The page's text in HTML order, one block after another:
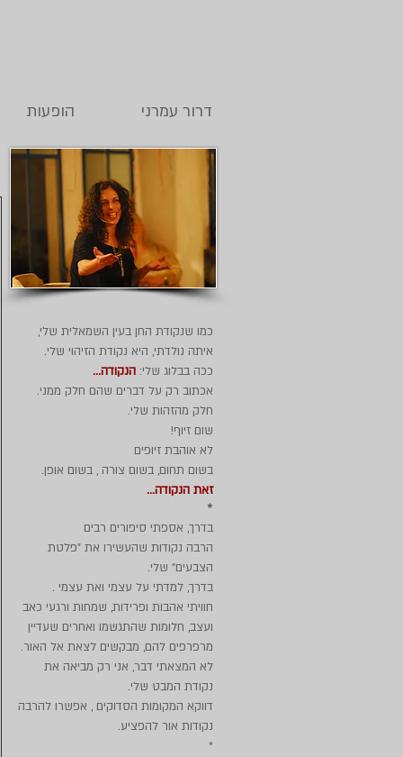
דרור עמרני הופעות
כמו שנקודת החן בעין השמאלית שלי,
איתה נולדתי, היא נקודת הזיהוי שלי.
ככה בבלוג שלי: הנקודה...
אכתוב רק על דברים שהם חלק ממני.
חלק מהזהות שלי.
שום זיוף!
לא אוהבת זיופים
בשום תחום, בשום צורה , בשום אופן.
זאת הנקודה...
*
בדרך, אספתי סיפורים רבים
הרבה נקודות שהעשירו את "פלטת
הצבעים" שלי.
בדרך, למדתי על עצמי ואת עצמי .
חוויתי אהבות ופרידות, שמחות ורגעי כאב
ועצב, חלומות שהתגשמו ואחרים שעדיין
מרפרפים להם, מבקשים לצאת אל האור.
לא המצאתי דבר, אני רק מביאה את
נקודת המבט שלי.
דווקא המקומות הסדוקים , אפשרו להרבה
נקודות אור להפציע.
*